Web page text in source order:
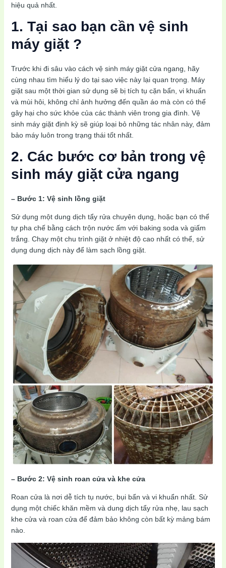
hiệu quả nhất.
1. Tại sao bạn cần vệ sinh
máy giặt ?
Trước khi đi sâu vào cách vệ sinh máy giặt cửa ngang, hãy
cùng nhau tìm hiểu lý do tại sao việc này lại quan trọng. Máy
giặt sau một thời gian sử dụng sẽ bị tích tụ cặn bẩn, vi khuẩn
và mùi hôi, không chỉ ảnh hưởng đến quần áo mà còn có thể
gây hại cho sức khỏe của các thành viên trong gia đình. Vệ
sinh máy giặt định kỳ sẽ giúp loại bỏ những tác nhân này, đảm
bảo máy luôn trong trạng thái tốt nhất.
2. Các bước cơ bản trong vệ
sinh máy giặt cửa ngang
– Bước 1: Vệ sinh lồng giặt
Sử dụng một dung dịch tẩy rửa chuyên dụng, hoặc bạn có thể
tự pha chế bằng cách trộn nước ấm với baking soda và giấm
trắng. Chạy một chu trình giặt ở nhiệt độ cao nhất có thể, sử
dụng dung dịch này để làm sạch lồng giặt.
– Bước 2: Vệ sinh roan cửa và khe cửa
Roan cửa là nơi dễ tích tụ nước, bụi bẩn và vi khuẩn nhất. Sử
dụng một chiếc khăn mềm và dung dịch tẩy rửa nhẹ, lau sạch
khe cửa và roan cửa để đảm bảo không còn bất kỳ mảng bám
nào.